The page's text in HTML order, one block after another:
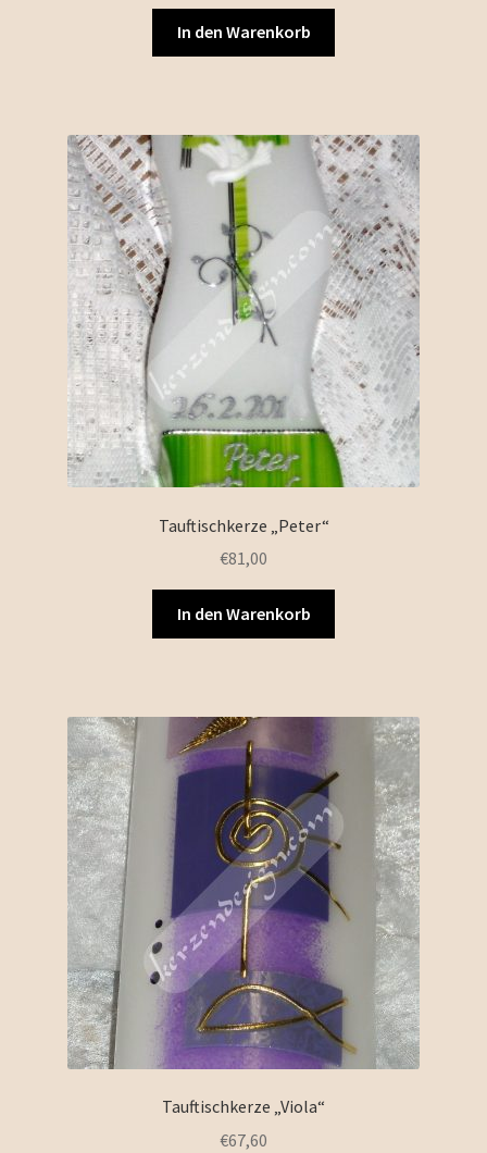
In den Warenkorb
Tauftischkerze „Peter“
€81,00
In den Warenkorb
Tauftischkerze „Viola“
€67,60